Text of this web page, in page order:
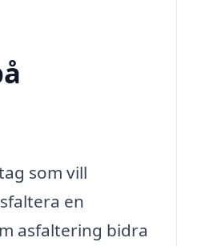
som vill
en
asfaltering bidra